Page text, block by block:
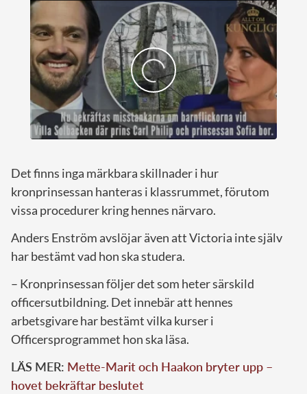
Det finns inga märkbara skillnader i hur
kronprinsessan hanteras i klassrummet, förutom
vissa procedurer kring hennes närvaro.
Anders Enström avslöjar även att Victoria inte själv
har bestämt vad hon ska studera.
– Kronprinsessan följer det som heter särskild
officersutbildning. Det innebär att hennes
arbetsgivare har bestämt vilka kurser i
Officersprogrammet hon ska läsa.
LÄS MER: Mette-Marit och Haakon bryter upp –
hovet bekräftar beslutet